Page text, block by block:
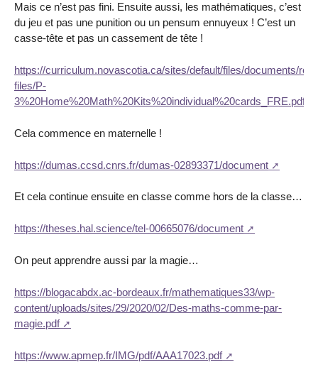
Mais ce n’est pas fini. Ensuite aussi, les mathématiques, c’est
du jeu et pas une punition ou un pensum ennuyeux ! C’est un
casse-tête et pas un cassement de tête !
https://curriculum.novascotia.ca/sites/default/files/documents/
files/P-
3%20Home%20Math%20Kits%20individual%20cards_FRE.pdf
Cela commence en maternelle !
https://dumas.ccsd.cnrs.fr/dumas-02893371/document
Et cela continue ensuite en classe comme hors de la classe…
https://theses.hal.science/tel-00665076/document
On peut apprendre aussi par la magie…
https://blogacabdx.ac-bordeaux.fr/mathematiques33/wp-
content/uploads/sites/29/2020/02/Des-maths-comme-par-
magie.pdf
https://www.apmep.fr/IMG/pdf/AAA17023.pdf